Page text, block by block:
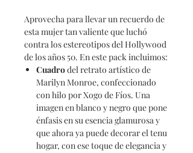
Aprovecha para llevar un recuerdo de
esta mujer tan valiente que luchó
contra los estereotipos del Hollywood
de los años 50. En este pack incluimos:
Cuadrodel retrato artístico de
Marilyn Monroe, confeccionado
con hilo por Xogo de Fíos. Una
imagen en blanco y negro que pone
énfasis en su esencia glamurosa y
que ahora ya puede decorar el tenu
hogar, con ese toque de elegancia y